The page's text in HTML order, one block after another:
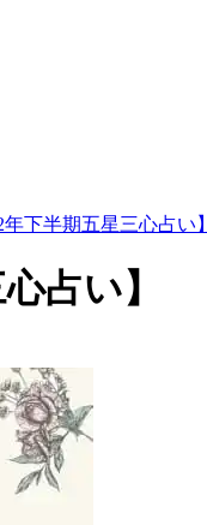
下半期五星三心占い】
占い】